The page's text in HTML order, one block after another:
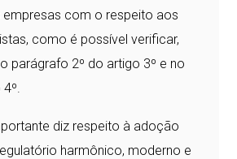
empresas com o respeito aos
como é possível verificar,
parágrafo 2º do artigo 3º e no
diz respeito à adoção
harmônico, moderno e